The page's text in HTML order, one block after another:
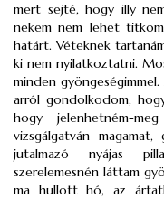
mert sejté, hogy illy
nekem nem lehet
határt. Véteknek
ki nem nyilatkoztatni.
minden
arról gondolkodom,
hogy jelenhetném-
vizsgálgatván
jutalmazó nyájas
szerelemesnén láttam
ma hullott hó, az